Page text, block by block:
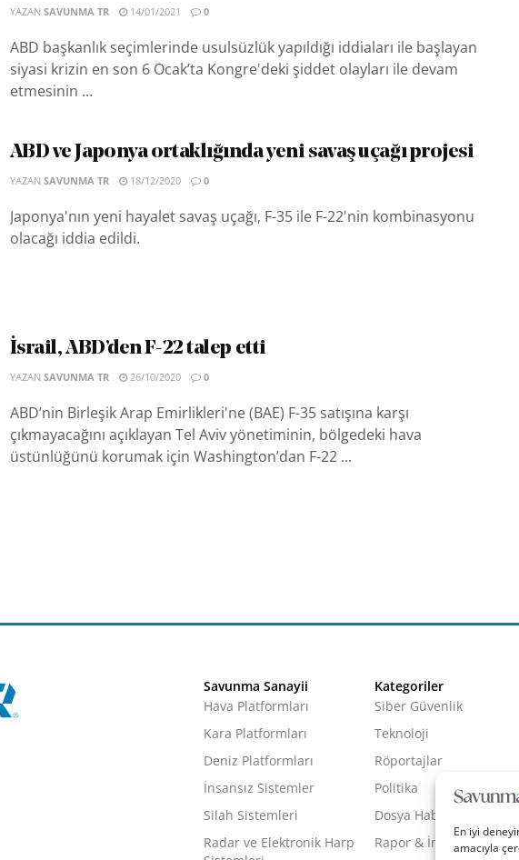
En iyi
amacıyla
YAZAN SAVUNMA TR 14/01/2021 0
ABD başkanlık seçimlerinde usulsüzlük yapıldığı iddiaları ile başlayan
siyasi krizin en son 6 Ocak’ta Kongre'deki şiddet olayları ile devam
etmesinin ...
ABD ve Japonya ortaklığında yeni savaş uçağı projesi
YAZAN SAVUNMA TR 18/12/2020 0
Japonya'nın yeni hayalet savaş uçağı, F-35 ile F-22'nin kombinasyonu
olacağı iddia edildi.
İsrail, ABD’den F-22 talep etti
YAZAN SAVUNMA TR 26/10/2020 0
ABD’nin Birleşik Arap Emirlikleri'ne (BAE) F-35 satışına karşı
çıkmayacağını açıklayan Tel Aviv yönetiminin, bölgedeki hava
üstünlüğünü korumak için Washington’dan F-22 ...
Savunma Sanayii
Hava Platformları
Kara Platformları
Deniz Platformları
İnsansız Sistemler
Silah Sistemleri
Radar ve Elektronik Harp
Kategoriler
Siber Güvenlik
Teknoloji
Röportajlar
Politika
Dosya Haber
Rapor & İnfografik